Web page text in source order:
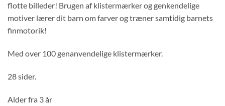
flotte billeder! Brugen af klistermærker og genkendelige
motiver lærer dit barn om farver og træner samtidig barnets
finmotorik!
Med over 100 genanvendelige klistermærker.
28 sider.
Alder fra 3 år